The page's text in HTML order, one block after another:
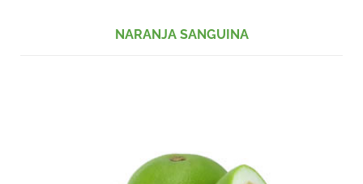
NARANJA SANGUINA